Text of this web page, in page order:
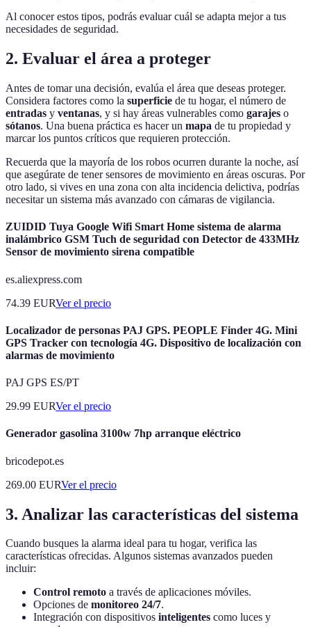
Al conocer estos tipos, podrás evaluar cuál se adapta mejor a tus
necesidades de seguridad.
2. Evaluar el área a proteger
Antes de tomar una decisión, evalúa el área que deseas proteger.
Considera factores como la superficie de tu hogar, el número de
entradas y ventanas, y si hay áreas vulnerables como garajes o
sótanos. Una buena práctica es hacer un mapa de tu propiedad y
marcar los puntos críticos que requieren protección.
Recuerda que la mayoría de los robos ocurren durante la noche, así
que asegúrate de tener sensores de movimiento en áreas oscuras. Por
otro lado, si vives en una zona con alta incidencia delictiva, podrías
necesitar un sistema más avanzado con cámaras de vigilancia.
ZUIDID Tuya Google Wifi Smart Home sistema de alarma
inalámbrico GSM Tuch de seguridad con Detector de 433MHz
Sensor de movimiento sirena compatible
es.aliexpress.com
74.39 EURVer el precio
Localizador de personas PAJ GPS. PEOPLE Finder 4G. Mini
GPS Tracker con tecnología 4G. Dispositivo de localización con
alarmas de movimiento
PAJ GPS ES/PT
29.99 EURVer el precio
Generador gasolina 3100w 7hp arranque eléctrico
bricodepot.es
269.00 EURVer el precio
3. Analizar las características del sistema
Cuando busques la alarma ideal para tu hogar, verifica las
características ofrecidas. Algunos sistemas avanzados pueden
incluir:
Control remoto a través de aplicaciones móviles.
Opciones de monitoreo 24/7.
Integración con dispositivos inteligentes como luces y